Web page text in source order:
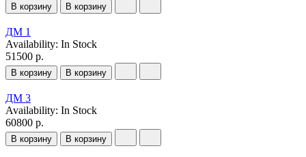
В корзину В корзину
ДМ 1
Availability: In Stock
51500 р.
В корзину В корзину
ДМ 3
Availability: In Stock
60800 р.
В корзину В корзину